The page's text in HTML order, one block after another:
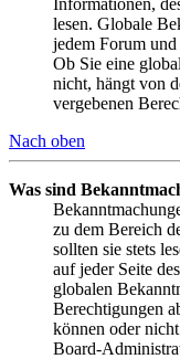
lesen. Globale
jedem Forum
Ob Sie eine
nicht, hängt von
vergebenen
Nach oben
Was sind
zu dem Bereich
sollten sie stets
auf jeder Seite
globalen
Berechtigungen
können oder
Board-